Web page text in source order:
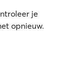
je
opnieuw.